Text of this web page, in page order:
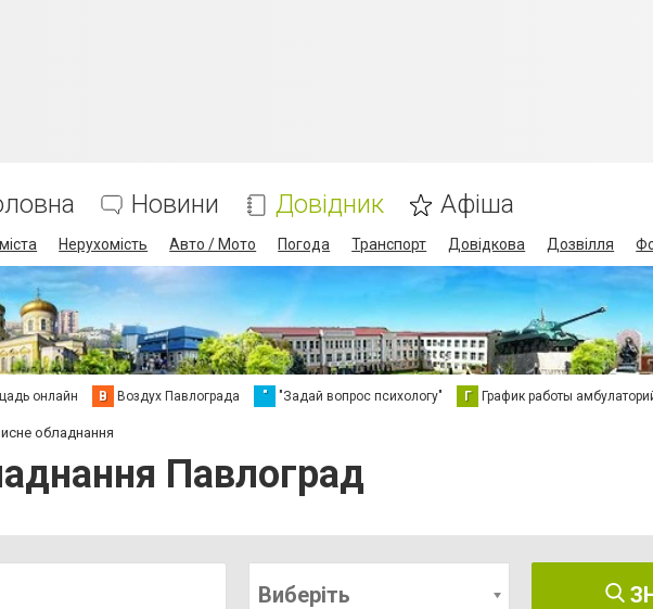
Новини Довідник Афіша
Нерухомість Авто / Мото Погода Транспорт Довідкова Дозвілля
онлайн В Воздух Павлограда " "Задай вопрос психологу" Г График работы
обладнання
Павлоград
Виберіть